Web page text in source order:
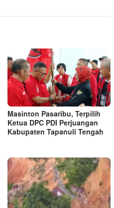
Masinton Pasaribu, Terpilih
Ketua DPC PDI Perjuangan
Kabupaten Tapanuli Tengah